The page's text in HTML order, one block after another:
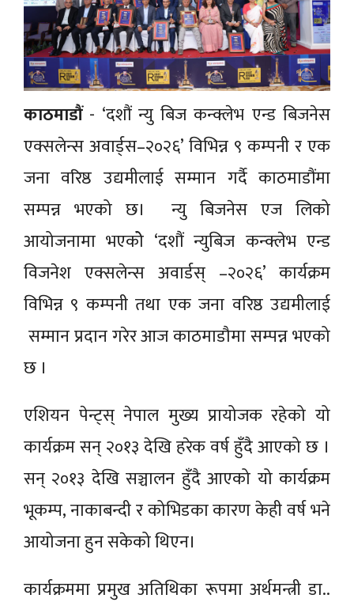
काठमाडौं- ‘दशौं न्यु बिज कन्क्लेभ एन्ड बिजनेस
एक्सलेन्स अवार्ड्स–२०२६’ विभिन्न ९ कम्पनी र एक
जना वरिष्ठ उद्यमीलाई सम्मान गर्दै काठमाडौंमा
सम्पन्न भएको छ। न्यु बिजनेस एज लिको
आयोजनामा भएकोे ‘दशौं न्युबिज कन्क्लेभ एन्ड
विजनेश एक्सलेन्स अवार्डस् –२०२६’ कार्यक्रम
विभिन्न ९ कम्पनी तथा एक जना वरिष्ठ उद्यमीलाई
सम्मान प्रदान गरेर आज काठमाडौमा सम्पन्न भएको
छ ।
एशियन पेन्ट्स् नेपाल मुख्य प्रायोजक रहेको यो
कार्यक्रम सन् २०१३ देखि हरेक वर्ष हुँदै आएको छ ।
सन् २०१३ देखि सञ्चालन हुँदै आएको यो कार्यक्रम
भूकम्प, नाकाबन्दी र कोभिडका कारण केही वर्ष भने
आयोजना हुन सकेको थिएन।
कार्यक्रममा प्रमुख अतिथिका रूपमा अर्थमन्त्री डा..